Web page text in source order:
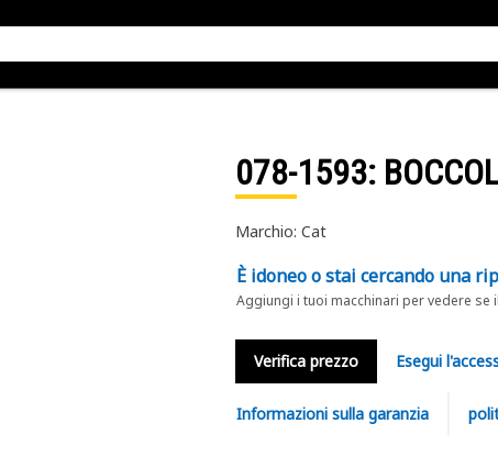
078-1593:
Marchio: Cat
È idoneo o stai cercando una
Aggiungi i tuoi macchinari per vedere
Verifica prezzo Esegui
Informazioni sulla garanzia